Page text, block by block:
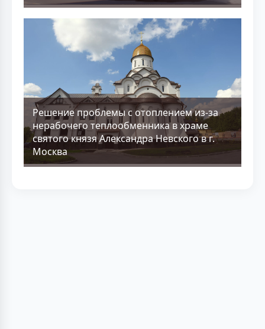
Решение проблемы с отоплением из-за
нерабочего теплообменника в храме
святого князя Александра Невского в г.
Москва